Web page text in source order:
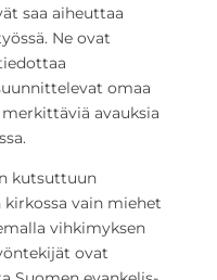
saa aiheuttaa
Ne ovat
omaa
avauksia
kutsuttuun
kirkossa vain miehet
vihkimyksen
ovat